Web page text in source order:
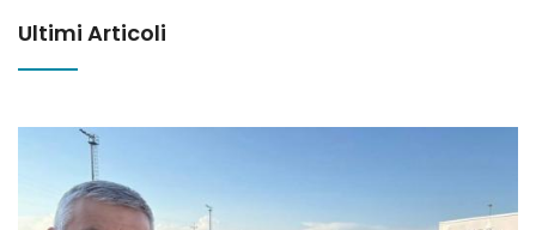
Ultimi Articoli